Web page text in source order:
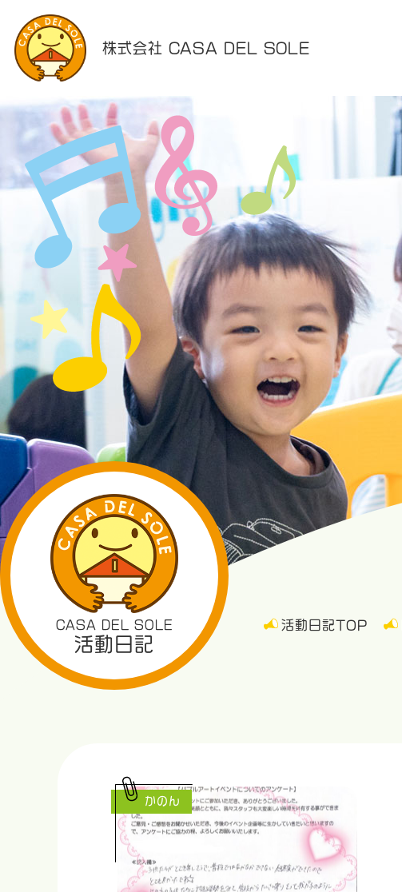
株式会社 CASA DEL SOLE
CASA DEL SOLE
活動日記
活動日記TOP
かのん